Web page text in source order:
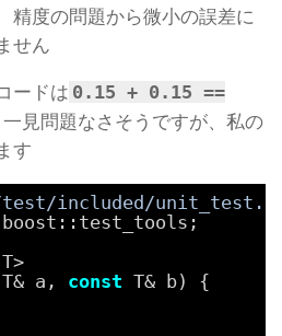
精度の問題から微小の誤差に
せん
ードは 0.15 + 0.15 ==
見問題なさそうですが、私の
す
included/
boost::test_tools;
T>
T& a, const T& b) {